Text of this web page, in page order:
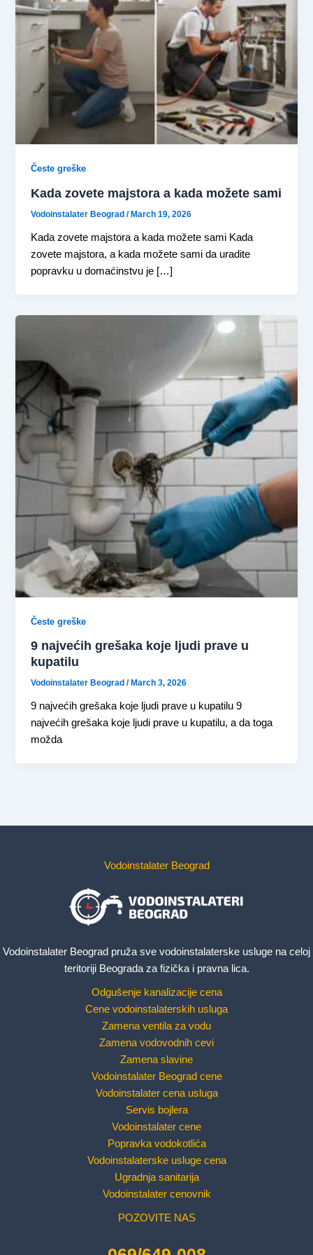
Česte greške
Kada zovete majstora a kada možete sami
Vodoinstalater Beograd/ March 19, 2026
Kada zovete majstora a kada možete sami Kada
zovete majstora, a kada možete sami da uradite
popravku u domaćinstvu je […]
Česte greške
9 najvećih grešaka koje ljudi prave u
kupatilu
Vodoinstalater Beograd/ March 3, 2026
9 najvećih grešaka koje ljudi prave u kupatilu 9
najvećih grešaka koje ljudi prave u kupatilu, a da toga
možda
Vodoinstalater Beograd
Vodoinstalater Beograd pruža sve vodoinstalaterske usluge na celoj
teritoriji Beograda za fizička i pravna lica.
Odgušenje kanalizacije cena
Cene vodoinstalaterskih usluga
Zamena ventila za vodu
Zamena vodovodnih cevi
Zamena slavine
Vodoinstalater Beograd cene
Vodoinstalater cena usluga
Servis bojlera
Vodoinstalater cene
Popravka vodokotlića
Vodoinstalaterske usluge cena
Ugradnja sanitarija
Vodoinstalater cenovnik
POZOVITE NAS